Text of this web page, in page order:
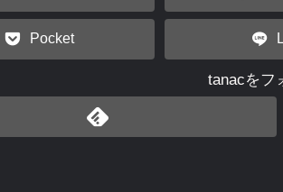
Pocket
tanacをフ